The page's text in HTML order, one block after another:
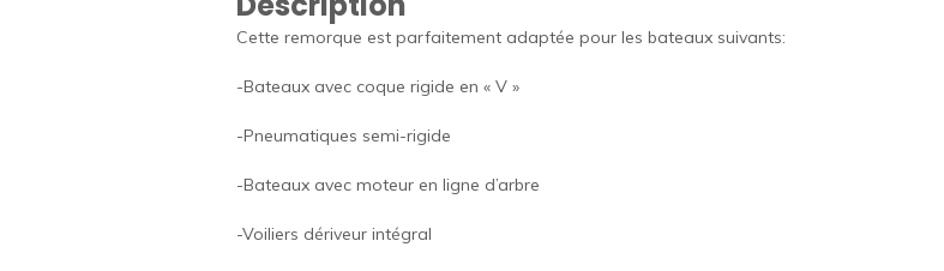
Cette remorque est parfaitement adaptée pour les bateaux suivants:
-Bateaux avec coque rigide en « V »
-Pneumatiques semi-rigide
-Bateaux avec moteur en ligne d’arbre
-Voiliers dériveur intégral